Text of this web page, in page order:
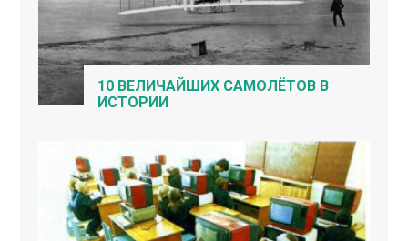
10 ВЕЛИЧАЙШИХ САМОЛЁТОВ В
ИСТОРИИ